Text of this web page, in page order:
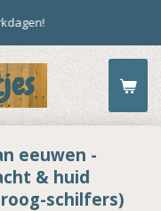
eeuwen -
& huid
schilfers)